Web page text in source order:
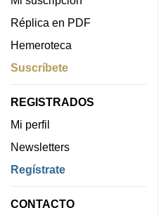
Réplica en PDF
Hemeroteca
Suscríbete
REGISTRADOS
Mi perfil
Newsletters
Regístrate
CONTACTO